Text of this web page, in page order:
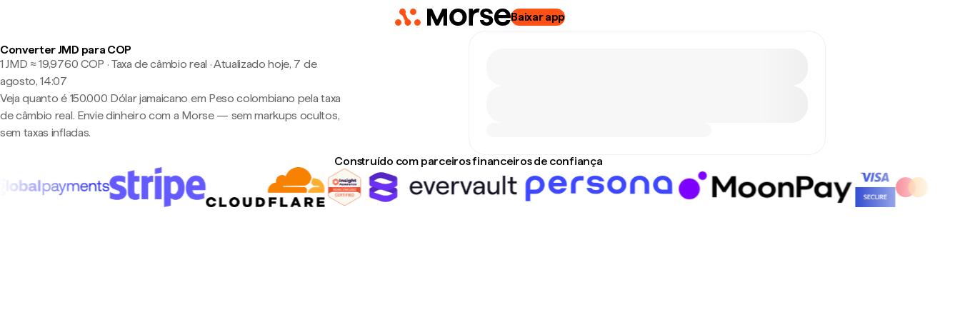
Baixar app
Converter JMD para COP
1 JMD ≈ 19,9760 COP · Taxa de câmbio real ·Atualizado hoje, 7 de
agosto, 14:07
Veja quanto é 150.000 Dólar jamaicano em Peso colombiano pela taxa
de câmbio real. Envie dinheiro com a Morse — sem markups ocultos,
sem taxas infladas.
Construído com parceiros financeiros de confiança